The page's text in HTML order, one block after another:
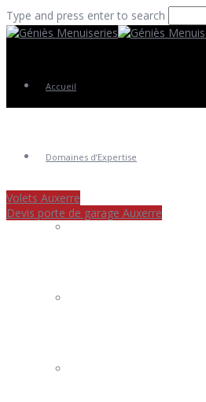
Type and press enter to search
Accueil
Domaines d’Expertise
Volets Auxerre
Devis porte de garage Auxerre